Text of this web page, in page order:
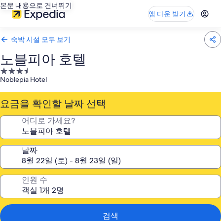
본문 내용으로 건너뛰기
앱 다운 받기
숙박 시설 모두 보기
노블피아 호텔
3.5
성
급
숙
박
설
Noblepia Hotel
요금을 확인할 날짜 선택
어디로 가세요?
날짜
인원 수
검색